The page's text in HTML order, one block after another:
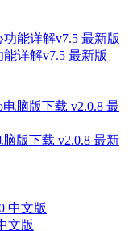
详解v7.5 最新版
版下载 v2.0.8 最新
文版